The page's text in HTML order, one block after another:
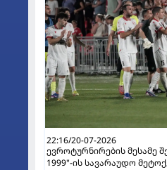
22:16/20-07-2026
ევროტურნირების მესამე
1999"-ის სავარაუდო